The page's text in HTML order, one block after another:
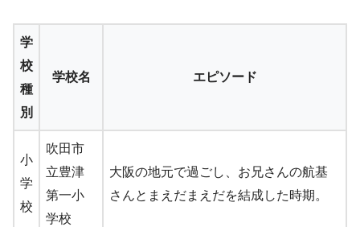
学
校
種
別
学校名 エピソード
小
学
校
吹田市
立豊津
第一小
学校
大阪の地元で過ごし、お兄さんの航基
さんとまえだまえだを結成した時期。